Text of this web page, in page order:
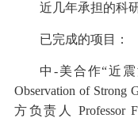
近几年承担的科
已完成的项目：
中-美合作“近震
Observation of
方负责人 Professor